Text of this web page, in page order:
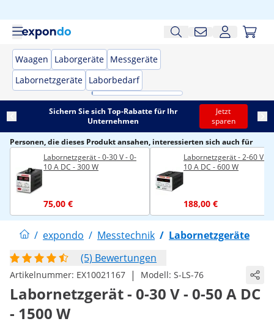
Waagen Laborgeräte Messgeräte
Labornetzgeräte Laborbedarf
Sichern Sie sich Top-Rabatte für Ihr
Unternehmen
Jetzt
sparen
Personen, die dieses Produkt ansahen, interessierten sich auch für
Labornetzgerät - 0-30 V - 0-
10 A DC - 300 W
75,00 €
Labornetzgerät - 2-60 V -
10 A DC - 600 W
188,00 €
/ expondo / Messtechnik / Labornetzgeräte
(5) Bewertungen
Artikelnummer: EX10021167 | Modell: S-LS-76
Labornetzgerät - 0-30 V - 0-50 A DC
- 1500 W